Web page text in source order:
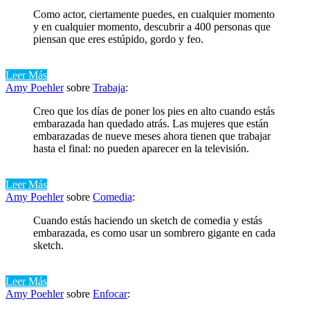
Como actor, ciertamente puedes, en cualquier momento
y en cualquier momento, descubrir a 400 personas que
piensan que eres estúpido, gordo y feo.
Leer Más
Amy Poehlersobre Trabaja:
Creo que los días de poner los pies en alto cuando estás
embarazada han quedado atrás. Las mujeres que están
embarazadas de nueve meses ahora tienen que trabajar
hasta el final: no pueden aparecer en la televisión.
Leer Más
Amy Poehlersobre Comedia:
Cuando estás haciendo un sketch de comedia y estás
embarazada, es como usar un sombrero gigante en cada
sketch.
Leer Más
Amy Poehlersobre Enfocar: